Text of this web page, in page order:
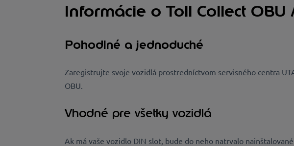
Informácie o Toll Collect OBU
Pohodlné a jednoduché
Zaregistrujte svoje vozidlá prostredníctvom servisného centra
OBU.
Vhodné pre všetky vozidlá
Ak má vaše vozidlo DIN slot, bude do neho natrvalo